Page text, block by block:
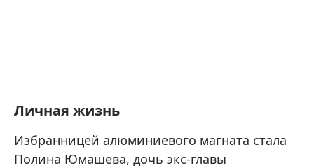
Личная жизнь
Избранницей алюминиевого магната стала
Полина Юмашева, дочь экс-главы